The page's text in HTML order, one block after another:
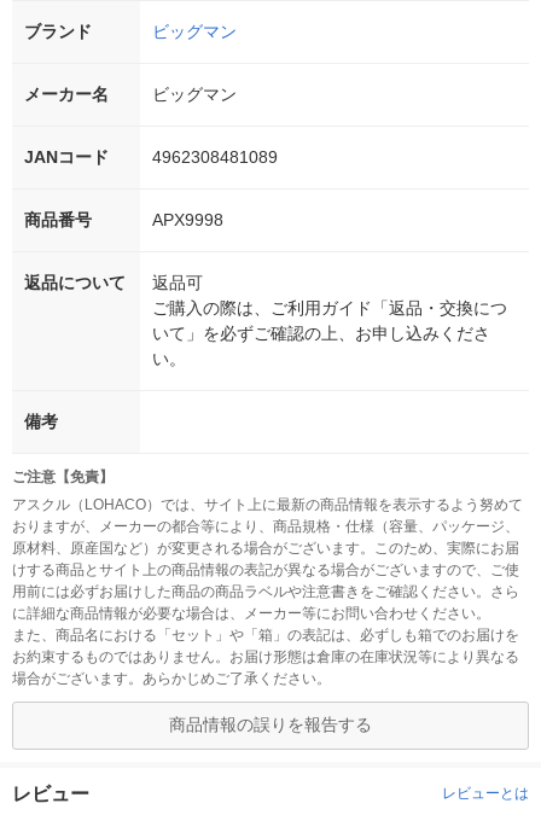
ブランド ビッグマン
メーカー名 ビッグマン
JANコード 4962308481089
商品番号 APX9998
返品について
返品可
ご購入の際は、ご利用ガイド「返品・交換につ
いて」を必ずご確認の上、お申し込みくださ
い。
備考
ご注意【免責】
アスクル（LOHACO）では、サイト上に最新の商品情報を表示するよう努めて
おりますが、メーカーの都合等により、商品規格・仕様（容量、パッケージ、
原材料、原産国など）が変更される場合がございます。このため、実際にお届
けする商品とサイト上の商品情報の表記が異なる場合がございますので、ご使
用前には必ずお届けした商品の商品ラベルや注意書きをご確認ください。さら
に詳細な商品情報が必要な場合は、メーカー等にお問い合わせください。
また、商品名における「セット」や「箱」の表記は、必ずしも箱でのお届けを
お約束するものではありません。お届け形態は倉庫の在庫状況等により異なる
場合がございます。あらかじめご了承ください。
商品情報の誤りを報告する
レビュー レビューとは